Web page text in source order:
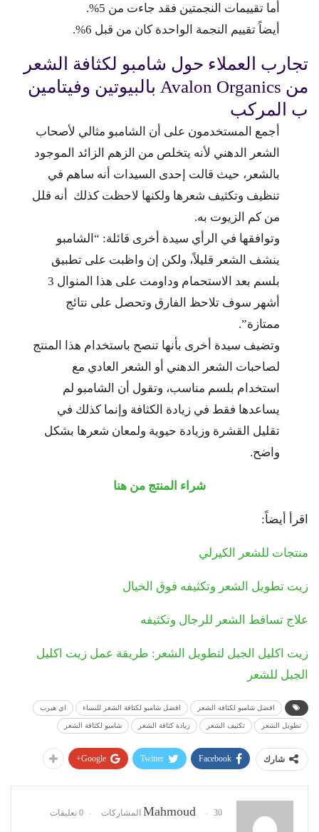
أما تقييمات النجمتين فقد جاءت من 5%.
أيضاً تقييم النجمة الواحدة كان من قبل 6%.
تجارب العملاء حول شامبو لكثافة الشعر
من Avalon Organics بالبيوتين وفيتامين
ب المركب
أجمع المستخدمون على أن الشامبو مثالي لأصحاب
الشعر الدهني لأنه يتخلص من الزهم الزائد الموجود
بالشعر، حيث قالت إحدى السيدات أنه ساهم في
تنظيف وتكثيف شعرها ولكنها لاحظت كذلك أنه قلل
من كم الزيوت به.
وتوافقها في الرأي سيدة أخرى قائلة: “الشامبو
ينشف الشعر قليلاً، ولكن إن واظبت على تطبيق
بلسم بعد الاستحمام وداومت على هذا المنوال 3
أشهر سوف تلاحظ الفارق وتحصل على نتائج
ممتازة”.
وتضيف سيدة أخرى بأنها تنصح باستخدام هذا المنتج
لصاحبات الشعر الدهني أو الشعر العادي مع
استخدام بلسم مناسب، وتقول أن الشامبو لم
يساعدها فقط في زيادة الكثافة وإنما كذلك في
تقليل القشرة وزيادة حيوية ولمعان شعرها بشكل
واضح.
شراء المنتج من هنا
اقرأ أيضاً:
منتجات للشعر الكيرلي
زيت تطويل الشعر وتكثيفه فوق الخيال
علاج تساقط الشعر للرجال وتكثيفه
زيت اكليل الجبل لتطويل الشعر: طريقة عمل زيت اكليل
الجبل للشعر
افضل شامبو لكثافة الشعر افضل شامبو لكثافة الشعر للنساء اي هيرب
تطويل الشعر تكثيف الشعر زيادة كثافة الشعر شامبو لكثافة الشعر
شارك Facebook
Twitter
Google+
Mahmoud 30 المشاركات 0 تعليقات